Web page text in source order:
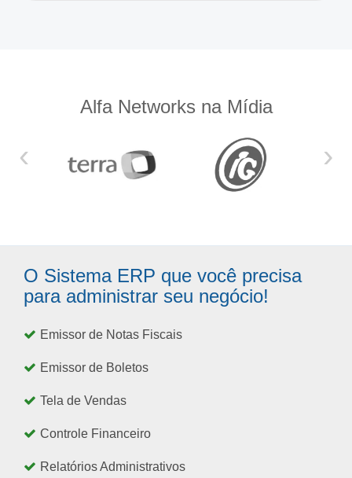
Alfa Networks na Mídia
‹ ›
O Sistema ERP que você precisa
para administrar seu negócio!
Emissor de Notas Fiscais
Emissor de Boletos
Tela de Vendas
Controle Financeiro
Relatórios Administrativos